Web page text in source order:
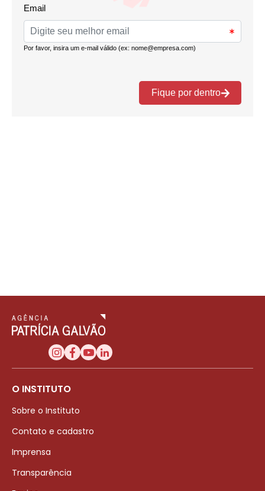
O INSTITUTO
Sobre o Instituto
Contato e cadastro
Imprensa
Transparência